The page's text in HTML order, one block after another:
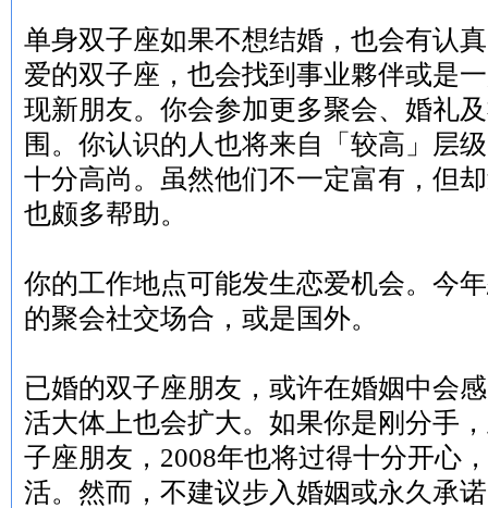
单身双子座如果不想结婚，也会有认
爱的双子座，也会找到事业夥伴或是
现新朋友。你会参加更多聚会、婚礼
围。你认识的人也将来自「较高」层
十分高尚。虽然他们不一定富有，但
也颇多帮助。
你的工作地点可能发生恋爱机会。今
的聚会社交场合，或是国外。
已婚的双子座朋友，或许在婚姻中会
活大体上也会扩大。如果你是刚分手
子座朋友，2008年也将过得十分开心
活。然而，不建议步入婚姻或永久承